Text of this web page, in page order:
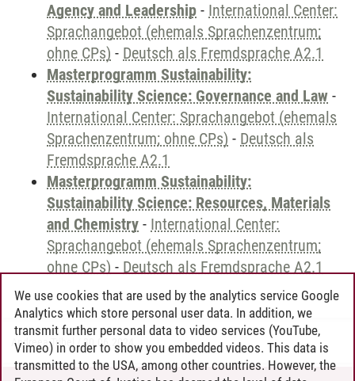
Agency and Leadership - International Center:
Sprachangebot (ehemals Sprachenzentrum;
ohne CPs) - Deutsch als Fremdsprache A2.1
Masterprogramm Sustainability:
Sustainability Science: Governance and Law -
International Center: Sprachangebot (ehemals
Sprachenzentrum; ohne CPs) - Deutsch als
Fremdsprache A2.1
Masterprogramm Sustainability:
Sustainability Science: Resources, Materials
and Chemistry - International Center:
Sprachangebot (ehemals Sprachenzentrum;
ohne CPs) - Deutsch als Fremdsprache A2.1
Andreea Tribel 30.06.2024
We use cookies that are used by the analytics service Google
Analytics which store personal user data. In addition, we
transmit further personal data to video services (YouTube,
Vimeo) in order to show you embedded videos. This data is
transmitted to the USA, among other countries. However, the